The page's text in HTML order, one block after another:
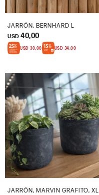
JARRÓN, BERNHARD L
USD 40,00
USD 30,00 USD 34,00
JARRÓN, MARVIN GRAFITO, XL